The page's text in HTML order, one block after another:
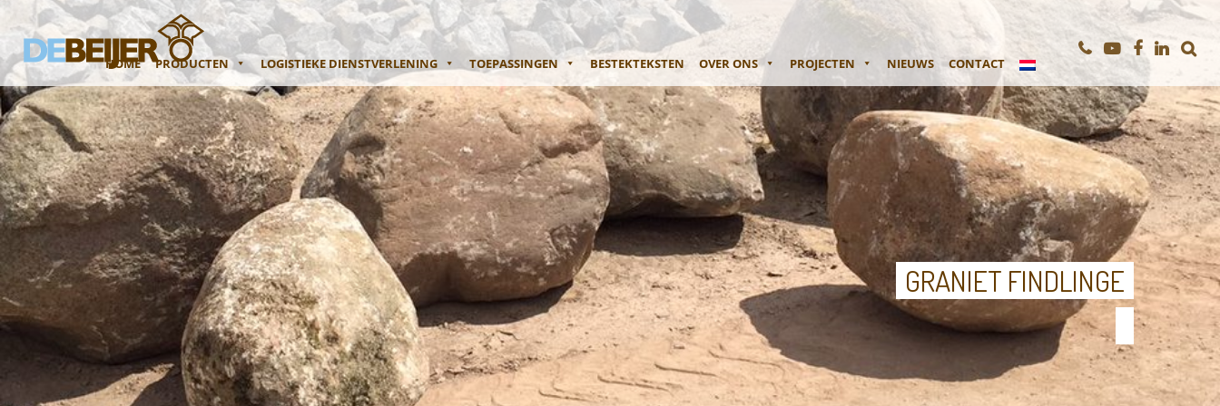
HOME PRODUCTEN LOGISTIEKE DIENSTVERLENING TOEPASSINGEN BESTEKTEKSTEN OVER ONS PROJECTEN NIEUWS CONTACT
GRANIET FINDLINGE